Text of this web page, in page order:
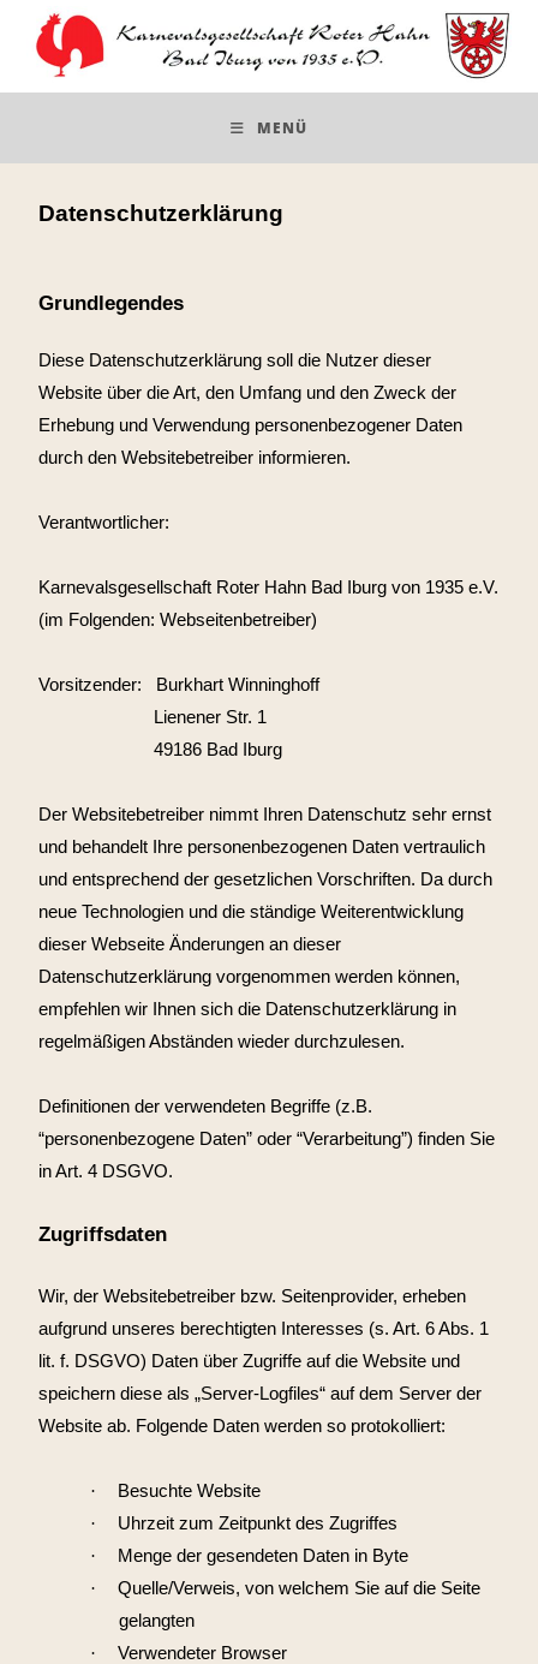
MENÜ
Datenschutzerklärung
Grundlegendes
Diese Datenschutzerklärung soll die Nutzer dieser
Website über die Art, den Umfang und den Zweck der
Erhebung und Verwendung personenbezogener Daten
durch den Websitebetreiber informieren.
Verantwortlicher:
Karnevalsgesellschaft Roter Hahn Bad Iburg von 1935 e.V.
(im Folgenden: Webseitenbetreiber)
Vorsitzender:
Burkhart Winninghoff
Lienener Str. 1
49186 Bad Iburg
Der Websitebetreiber nimmt Ihren Datenschutz sehr ernst
und behandelt Ihre personenbezogenen Daten vertraulich
und entsprechend der gesetzlichen Vorschriften. Da durch
neue Technologien und die ständige Weiterentwicklung
dieser Webseite Änderungen an dieser
Datenschutzerklärung vorgenommen werden können,
empfehlen wir Ihnen sich die Datenschutzerklärung in
regelmäßigen Abständen wieder durchzulesen.
Definitionen der verwendeten Begriffe (z.B.
“personenbezogene Daten” oder “Verarbeitung”) finden Sie
in Art. 4 DSGVO.
Zugriffsdaten
Wir, der Websitebetreiber bzw. Seitenprovider, erheben
aufgrund unseres berechtigten Interesses (s. Art. 6 Abs. 1
lit. f. DSGVO) Daten über Zugriffe auf die Website und
speichern diese als „Server-Logfiles“ auf dem Server der
Website ab. Folgende Daten werden so protokolliert:
·
Besuchte Website
·
Uhrzeit zum Zeitpunkt des Zugriffes
·
Menge der gesendeten Daten in Byte
·
Quelle/Verweis, von welchem Sie auf die Seite
gelangten
·
Verwendeter Browser